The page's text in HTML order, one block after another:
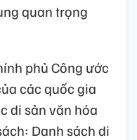
quan trọng
phủ Công ước
các quốc gia
di sản văn hóa
Danh sách di